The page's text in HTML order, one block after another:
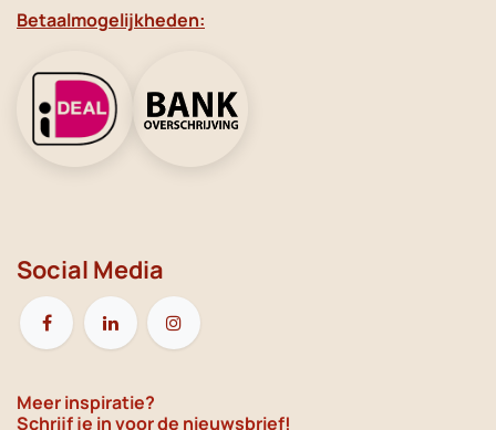
Betaalmogelijkheden:
Social Media
Meer inspiratie?
Schrijf je in voor de nieuwsbrief!